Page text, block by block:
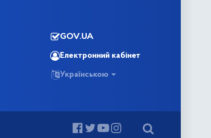
GOV.UA
Електронний кабінет
Українською